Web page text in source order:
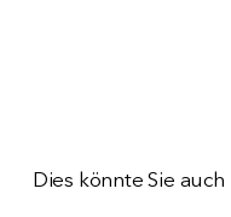
Dies könnte Sie